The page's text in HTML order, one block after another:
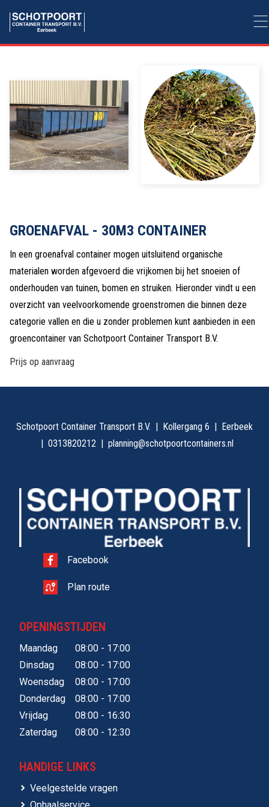
GROENAFVAL - 30M3 CONTAINER
In een groenafval container mogen uitsluitend organische
materialen worden afgevoerd die vrijkomen bij het snoeien of
onderhouden van tuinen, bomen en struiken. Hieronder vindt u een
overzicht van veelvoorkomende groenstromen die binnen deze
categorie vallen en die u zonder problemen kunt aanbieden in een
groencontainer van Schotpoort Container Transport B.V.
Prijs op aanvraag
Schotpoort Container Transport B.V. Kollergang 6
Eerbeek
0313820212
planning@schotpoortcontainers.nl
Facebook
Plan route
OPENINGSTIJDEN
Maandag
08:00 - 17:00
Dinsdag
08:00 - 17:00
Woensdag
08:00 - 17:00
Donderdag
08:00 - 17:00
Vrijdag
08:00 - 16:30
Zaterdag
08:00 - 12:30
HANDIGE LINKS
Veelgestelde vragen